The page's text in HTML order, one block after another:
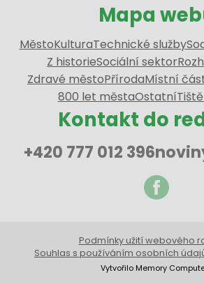
Mapa
MěstoKulturaTechnické služby
Z historieSociální sektor
Zdravé městoPřírodaMístní
800 let městaOstatní
Kontakt do
+420 777 012 396
Podmínky užití webového
Souhlas s používáním osobních
Vytvořilo Memory